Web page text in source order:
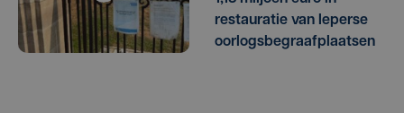
restauratie van Ieperse
oorlogsbegraafplaatsen